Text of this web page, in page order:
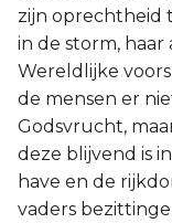
zijn oprechtheid
in de storm,
Wereldlijke
de mensen er
Godsvrucht,
deze blijvend is
have en de
vaders